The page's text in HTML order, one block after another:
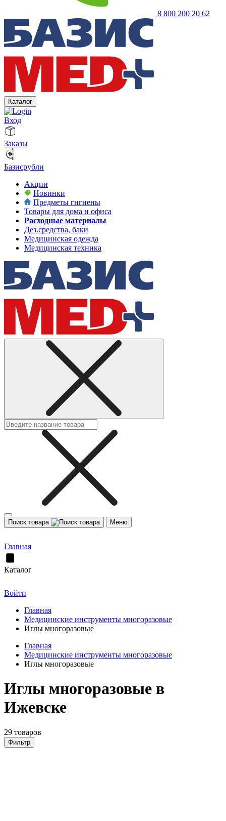
8 800 200 20 62
Каталог
Вход
Заказы
Базисрубли
Акции
Новинки
Предметы гигиены
Товары для дома и офиса
Расходные материалы
Дез.средства, баки
Медицинская одежда
Медицинская техника
Поиск товара Меню
Главная
Каталог
Войти
Главная
Медицинские инструменты многоразовые
Иглы многоразовые
Главная
Медицинские инструменты многоразовые
Иглы многоразовые
Иглы многоразовые в
Ижевске
29 товаров
Фильтр